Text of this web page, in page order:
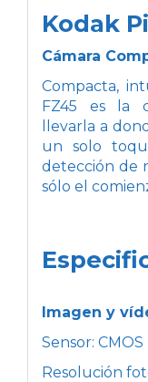
Kodak
Cámara
Compacta,
FZ45 es la
llevarla a
un solo
detección de
sólo el
Imagen y
Sensor: CMOS
Resolución